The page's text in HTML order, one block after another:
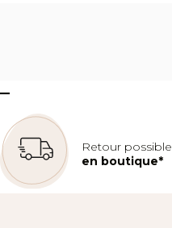
–
Retour possible
en boutique*